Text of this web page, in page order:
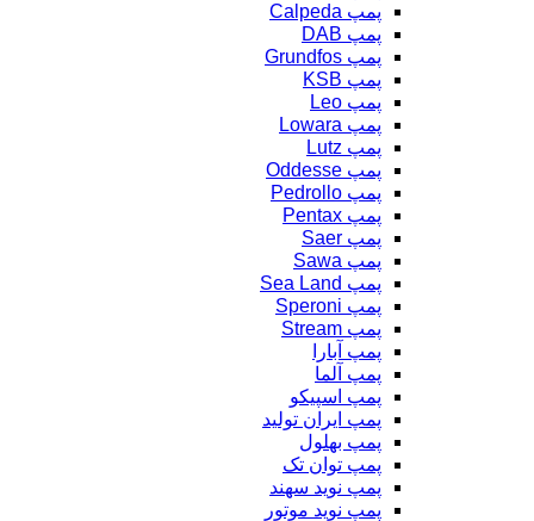
پمپ Calpeda
پمپ DAB
پمپ Grundfos
پمپ KSB
پمپ Leo
پمپ Lowara
پمپ Lutz
پمپ Oddesse
پمپ Pedrollo
پمپ Pentax
پمپ Saer
پمپ Sawa
پمپ Sea Land
پمپ Speroni
پمپ Stream
پمپ آبارا
پمپ آلما
پمپ اسپیکو
پمپ ایران تولید
پمپ بهلول
پمپ توان تک
پمپ نوید سهند
پمپ نوید موتور